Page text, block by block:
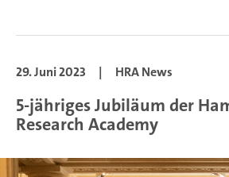
29. Juni 2023 | HRA News
5-jähriges Jubiläum der
Research Academy